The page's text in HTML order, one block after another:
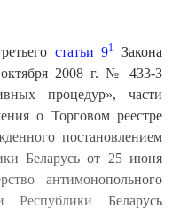
статьи 91
Закона
2008 г. № 433-З
процедур», части
о Торговом реестре
постановлением
Беларусь от 25 июня
антимонопольного
Республики Беларусь